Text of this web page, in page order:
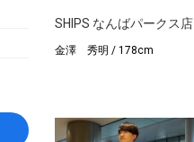
SHIPS なんばパークス店
金澤 秀明 / 178cm